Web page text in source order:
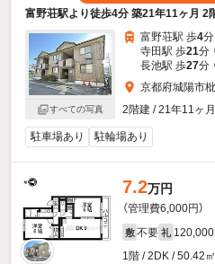
富野荘駅より徒歩4分 築21年11ヶ月 2
すべての写真
富野荘駅 歩4分
寺田駅 歩21分
長池駅 歩27分
京都府城陽市
2階建 / 21年11ヶ
駐車場あり 駐輪場あり
7.2万円
（管理費6,000円）
敷 不要 礼
1階 / 2DK / 50.42㎡